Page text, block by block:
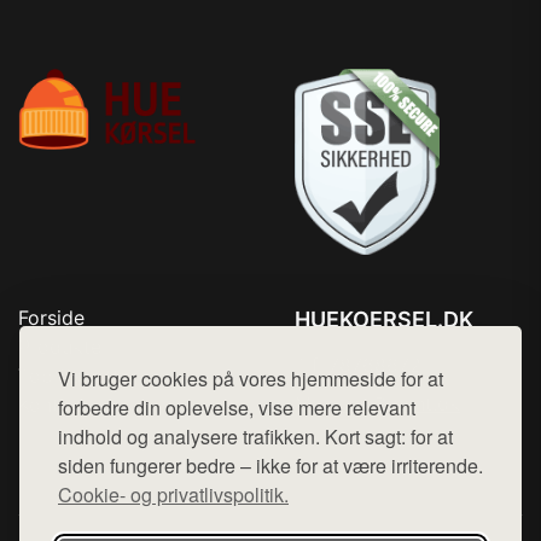
Vi bruger cookies på vores hjemmeside for at
forbedre din oplevelse, vise mere relevant
indhold og analysere trafikken. Kort sagt: for at
siden fungerer bedre – ikke for at være irriterende.
Cookie- og privatlivspolitik.
Forside
Top Rabatter
Kontakt
HUEKOERSEL.DK
Mail: hej@want.dk
Cookie- og privatlivspolitik